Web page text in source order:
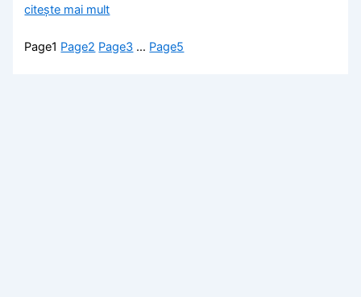
citește mai mult
Page1 Page2 Page3 … Page5